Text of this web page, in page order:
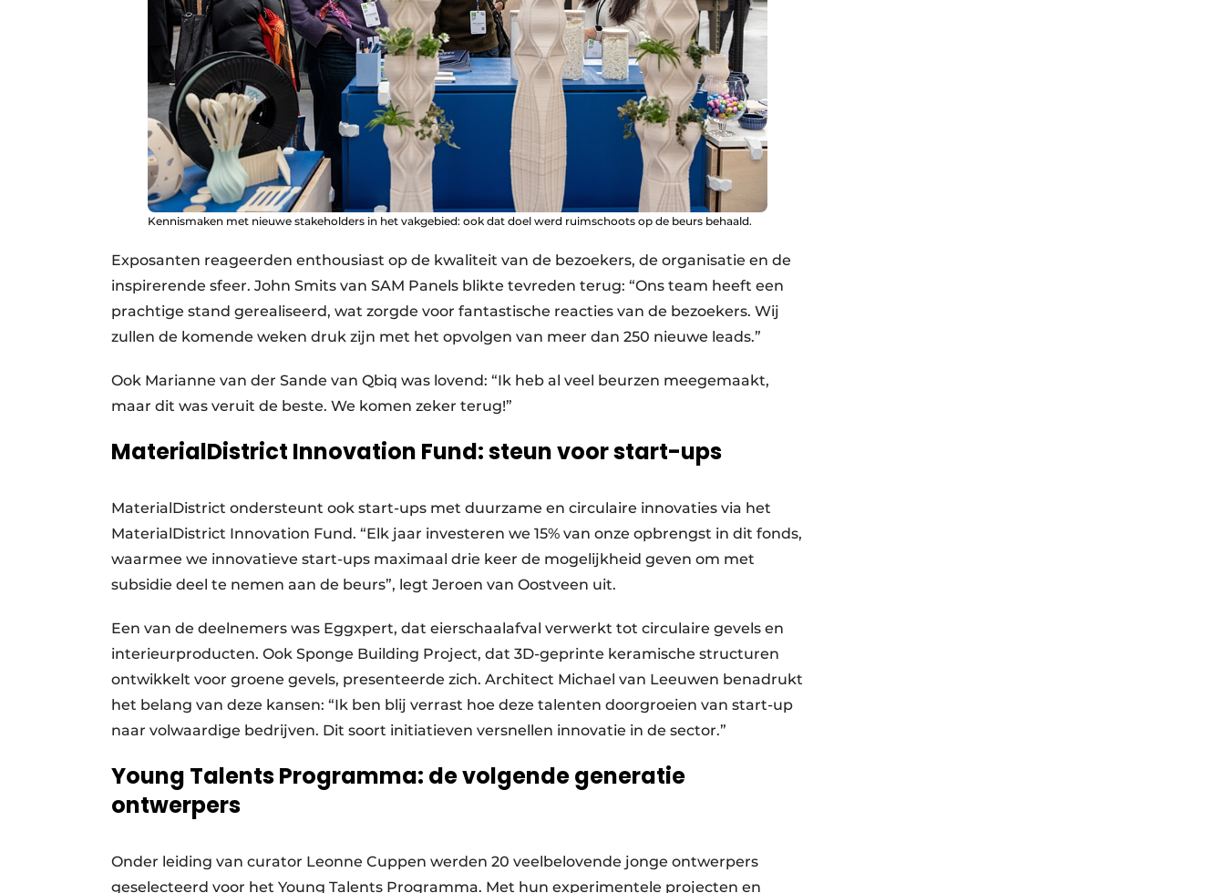
Kennismaken met nieuwe stakeholders in het vakgebied: ook dat doel werd ruimschoots op de beurs behaald.
Exposanten reageerden enthousiast op de kwaliteit van de bezoekers, de organisatie en de
inspirerende sfeer. John Smits van SAM Panels blikte tevreden terug: “Ons team heeft een
prachtige stand gerealiseerd, wat zorgde voor fantastische reacties van de bezoekers. Wij
zullen de komende weken druk zijn met het opvolgen van meer dan 250 nieuwe leads.”
Ook Marianne van der Sande van Qbiq was lovend: “Ik heb al veel beurzen meegemaakt,
maar dit was veruit de beste. We komen zeker terug!”
MaterialDistrict Innovation Fund: steun voor start-ups
MaterialDistrict ondersteunt ook start-ups met duurzame en circulaire innovaties via het
MaterialDistrict Innovation Fund. “Elk jaar investeren we 15% van onze opbrengst in dit fonds,
waarmee we innovatieve start-ups maximaal drie keer de mogelijkheid geven om met
subsidie deel te nemen aan de beurs”, legt Jeroen van Oostveen uit.
Een van de deelnemers was Eggxpert, dat eierschaalafval verwerkt tot circulaire gevels en
interieurproducten. Ook Sponge Building Project, dat 3D-geprinte keramische structuren
ontwikkelt voor groene gevels, presenteerde zich. Architect Michael van Leeuwen benadrukt
het belang van deze kansen: “Ik ben blij verrast hoe deze talenten doorgroeien van start-up
naar volwaardige bedrijven. Dit soort initiatieven versnellen innovatie in de sector.”
Young Talents Programma: de volgende generatie
ontwerpers
Onder leiding van curator Leonne Cuppen werden 20 veelbelovende jonge ontwerpers
geselecteerd voor het Young Talents Programma. Met hun experimentele projecten en